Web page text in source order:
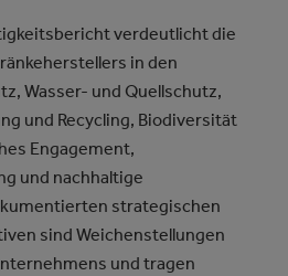
verdeutlicht die
in den
Wasser- und Quellschutz,
und Recycling, Biodiversität
Engagement,
und nachhaltige
strategischen
sind Weichenstellungen
und tragen